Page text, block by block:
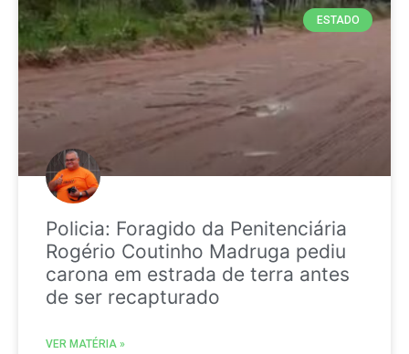
ESTADO
Policia: Foragido da Penitenciária
Rogério Coutinho Madruga pediu
carona em estrada de terra antes
de ser recapturado
VER MATÉRIA »